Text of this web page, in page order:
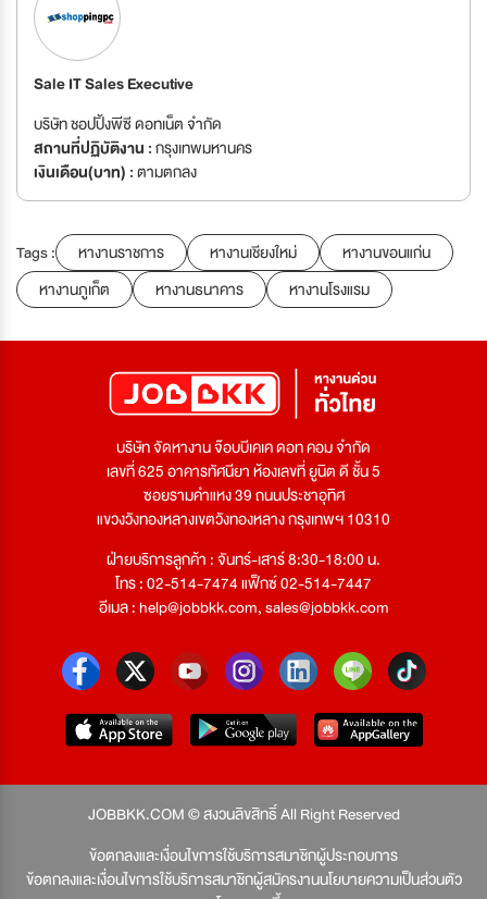
Sale IT Sales Executive
บริษัท ชอปปิ้งพีซี ดอทเน็ต จำกัด
สถานที่ปฏิบัติงาน :กรุงเทพมหานคร
เงินเดือน(บาท) :ตามตกลง
Tags : หางานราชการ หางานเชียงใหม่
หางานขอนแก่น
หางานภูเก็ต
หางานธนาคาร หางานโรงแรม
บริษัท จัดหางาน จ๊อบบีเคเค ดอท คอม จำกัด
เลขที่ 625 อาคารทัศนียา ห้องเลขที่ ยูนิต ดี ชั้น 5
ซอยรามคำแหง 39 ถนนประชาอุทิศ
แขวงวังทองหลางเขตวังทองหลาง กรุงเทพฯ 10310
ฝ่ายบริการลูกค้า : จันทร์-เสาร์ 8:30-18:00 น.
โทร : 02-514-7474 แฟ็กซ์ 02-514-7447
อีเมล :help@jobbkk.com,sales@jobbkk.com
JOBBKK.COM © สงวนลิขสิทธิ์ All Right Reserved
ข้อตกลงและเงื่อนไขการใช้บริการสมาชิกผู้ประกอบการ
ข้อตกลงและเงื่อนไขการใช้บริการสมาชิกผู้สมัครงานนโยบายความเป็นส่วนตัว